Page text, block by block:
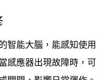
智能大腦，能感知使用
感應器出現故障時，可